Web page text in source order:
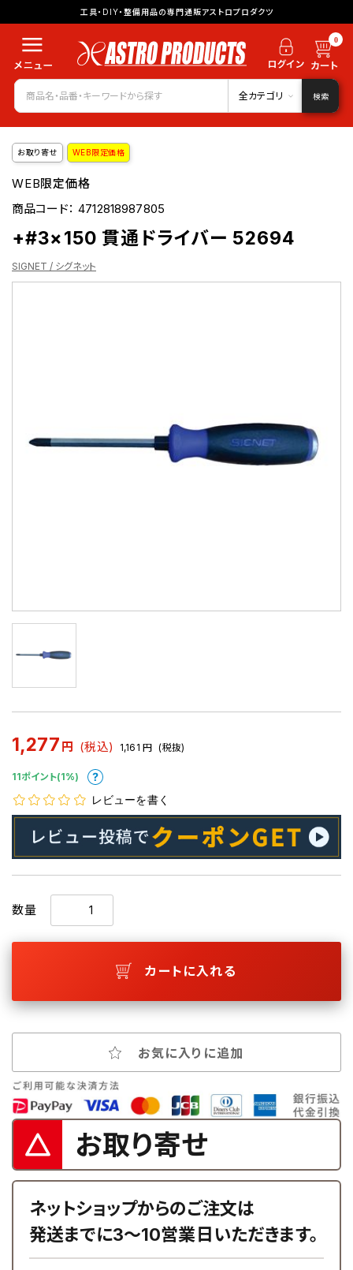
工具・DIY・整備用品の専門通販アストロプロダクツ
0
全カテゴリ 検索
お取り寄せ WEB限定価格
WEB限定価格
商品コード：4712818987805
+#3×150 貫通ドライバー 52694
SIGNET / シグネット
1,277 円 (税込) 1,161 円 (税抜)
11ポイント(1%)
レビューを書く
数量
カートに入れる
お気に入りに追加
お取り寄せ
ネットショップからのご注文は
発送までに3～10営業日いただきます。